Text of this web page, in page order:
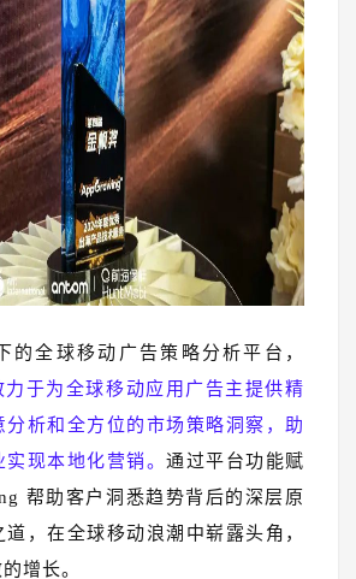
的全球移动广告策略分析平台，
于为全球移动应用广告主提供精
分析和全方位的市场策略洞察，助
实现本地化营销。通过平台功能赋
帮助客户洞悉趋势背后的深层原
道，在全球移动浪潮中崭露头角，
增长。